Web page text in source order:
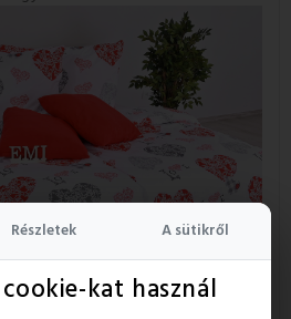
Részletek A sütikről
kat használ